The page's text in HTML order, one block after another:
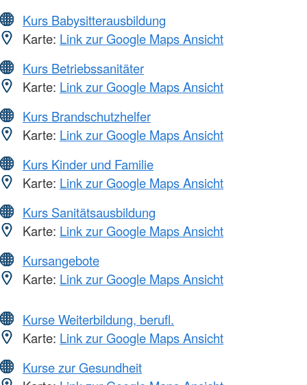
Kurs Babysitterausbildung
Karte: Link zur Google Maps Ansicht
Kurs Betriebssanitäter
Karte: Link zur Google Maps Ansicht
Kurs Brandschutzhelfer
Karte: Link zur Google Maps Ansicht
Kurs Kinder und Familie
Karte: Link zur Google Maps Ansicht
Kurs Sanitätsausbildung
Karte: Link zur Google Maps Ansicht
Kursangebote
Karte: Link zur Google Maps Ansicht
Kurse Weiterbildung, berufl.
Karte: Link zur Google Maps Ansicht
Kurse zur Gesundheit